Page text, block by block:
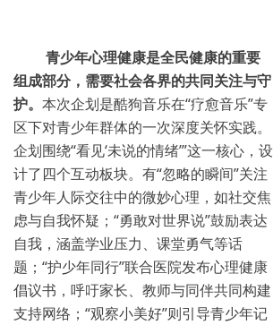
青少年心理健康是全民健康的重要
组成部分，需要社会各界的共同关注与守
护。 本次企划是酷狗音乐在“疗愈音乐”专
区下对青少年群体的一次深度关怀实践。
企划围绕“看见‘未说的情绪’”这一核心，设
计了四个互动板块。有“忽略的瞬间”关注
青少年人际交往中的微妙心理，如社交焦
虑与自我怀疑；“勇敢对世界说”鼓励表达
自我，涵盖学业压力、课堂勇气等话
题；“护少年同行”联合医院发布心理健康
倡议书，呼吁家长、教师与同伴共同构建
支持网络；“观察小美好”则引导青少年记